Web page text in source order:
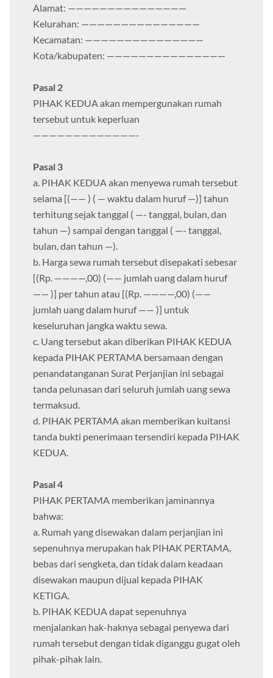
Alamat: ———————————————
Kelurahan: ———————————————
Kecamatan: ———————————————
Kota/kabupaten: ———————————————
Pasal 2
PIHAK KEDUA akan mempergunakan rumah
tersebut untuk keperluan
—————————————-
Pasal 3
a. PIHAK KEDUA akan menyewa rumah tersebut
selama [(—— ) ( — waktu dalam huruf —)] tahun
terhitung sejak tanggal ( —- tanggal, bulan, dan
tahun —) sampai dengan tanggal ( —- tanggal,
bulan, dan tahun —).
b. Harga sewa rumah tersebut disepakati sebesar
[(Rp. ————,00) (—— jumlah uang dalam huruf
—— )] per tahun atau [(Rp. ————,00) (——
jumlah uang dalam huruf —— )] untuk
keseluruhan jangka waktu sewa.
c. Uang tersebut akan diberikan PIHAK KEDUA
kepada PIHAK PERTAMA bersamaan dengan
penandatanganan Surat Perjanjian ini sebagai
tanda pelunasan dari seluruh jumlah uang sewa
termaksud.
d. PIHAK PERTAMA akan memberikan kuitansi
tanda bukti penerimaan tersendiri kepada PIHAK
KEDUA.
Pasal 4
PIHAK PERTAMA memberikan jaminannya
bahwa:
a. Rumah yang disewakan dalam perjanjian ini
sepenuhnya merupakan hak PIHAK PERTAMA,
bebas dari sengketa, dan tidak dalam keadaan
disewakan maupun dijual kepada PIHAK
KETIGA.
b. PIHAK KEDUA dapat sepenuhnya
menjalankan hak-haknya sebagai penyewa dari
rumah tersebut dengan tidak diganggu gugat oleh
pihak-pihak lain.